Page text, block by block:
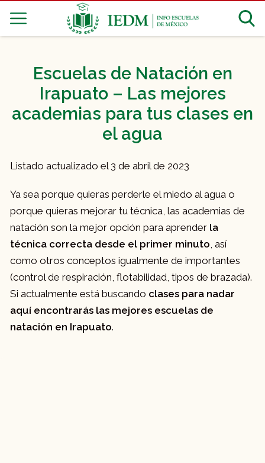
Escuelas de Natación en
Irapuato – Las mejores
academias para tus clases en
el agua
Listado actualizado el 3 de abril de 2023
Ya sea porque quieras perderle el miedo al agua o
porque quieras mejorar tu técnica, las academias de
natación son la mejor opción para aprender la
técnica correcta desde el primer minuto, así
como otros conceptos igualmente de importantes
(control de respiración, flotabilidad, tipos de brazada).
Si actualmente está buscando clases para nadar
aquí encontrarás las mejores escuelas de
natación en Irapuato.